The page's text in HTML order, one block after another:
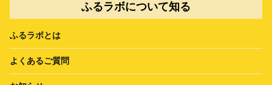
ふるラボについて知る
ふるラボとは
よくあるご質問